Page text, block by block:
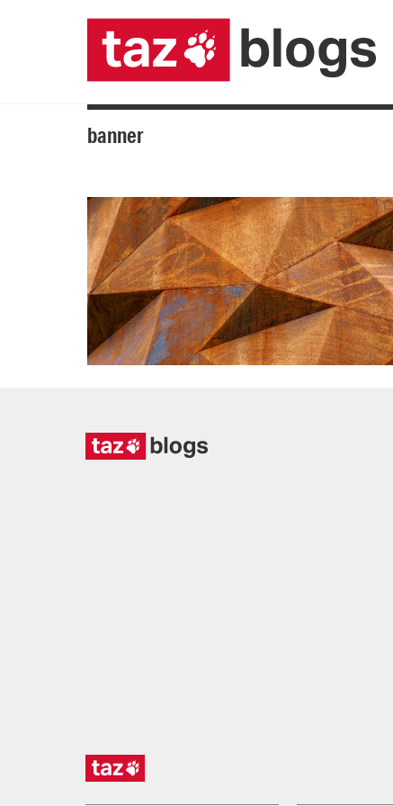
banner